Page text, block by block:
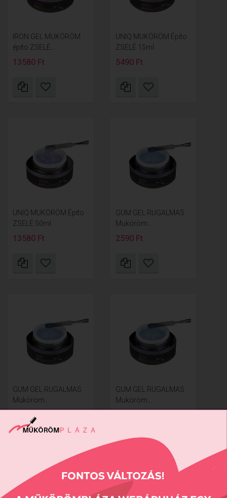
IRON GEL MUKÖRÖM
építo ZSELÉ...
13580 Ft
UNIQ MUKÖRÖM Építo
ZSELÉ 15ml
5490 Ft
UNIQ MUKÖRÖM Építo
ZSELÉ 50ml
13580 Ft
GUM GEL RUGALMAS
Muköröm...
2590 Ft
GUM GEL RUGALMAS
Muköröm...
4990 Ft
GUM GEL RUGALMAS
Muköröm...